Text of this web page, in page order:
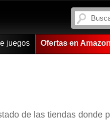
juegos Ofertas en Amazon
de las tiendas donde